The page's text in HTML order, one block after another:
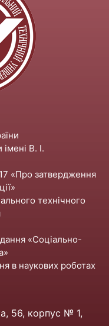
В. І.
«Про затвердження
технічного
«Соціально-
в наукових роботах
56, корпус № 1,